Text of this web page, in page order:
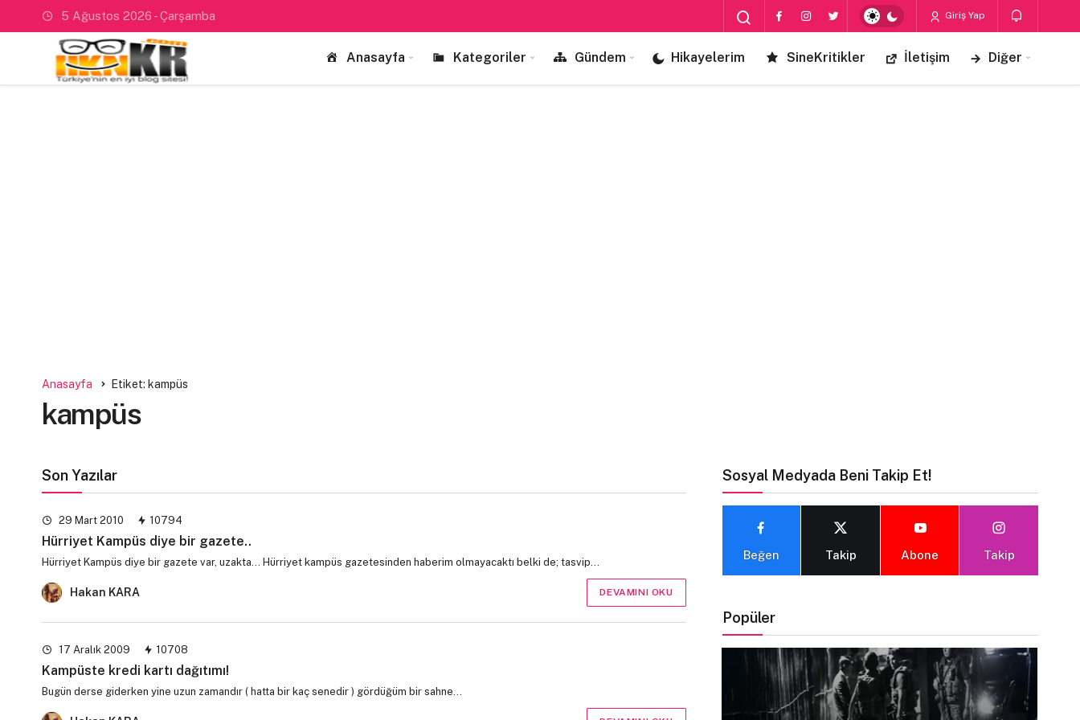
5 Ağustos 2026 - Çarşamba Giriş Yap
Anasayfa Kategoriler Gündem Hikayelerim SineKritikler İletişim Diğer
Anasayfa Etiket: kampüs
kampüs
Son Yazılar
29 Mart 2010 10794
Hürriyet Kampüs diye bir gazete..
Hürriyet Kampüs diye bir gazete var, uzakta... Hürriyet kampüs gazetesinden haberim olmayacaktı belki de; tasvip…
Hakan KARA DEVAMINI OKU
17 Aralık 2009 10708
Kampüste kredi kartı dağıtımı!
Bugün derse giderken yine uzun zamandır ( hatta bir kaç senedir ) gördüğüm bir sahne…
Sosyal Medyada Beni Takip Et!
Beğen Takip Abone Takip
Popüler